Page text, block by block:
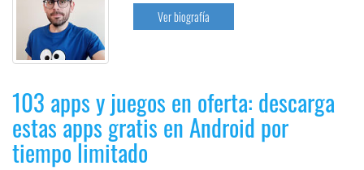
Ver biografía
103 apps y juegos en oferta: descarga
estas apps gratis en Android por
tiempo limitado